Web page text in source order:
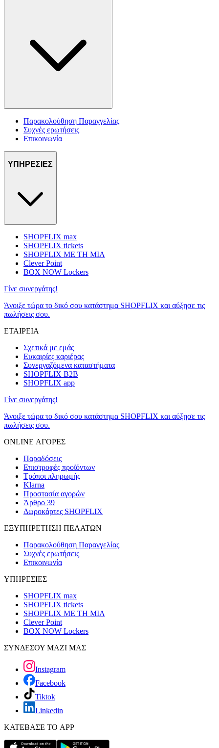
Παρακολούθηση Παραγγελίας
Συχνές ερωτήσεις
Επικοινωνία
ΥΠΗΡΕΣΙΕΣ
SHOPFLIX max
SHOPFLIX tickets
SHOPFLIX ΜΕ ΤΗ ΜΙΑ
Clever Point
BOX NOW Lockers
Γίνε συνεργάτης!
Άνοιξε τώρα το δικό σου κατάστημα SHOPFLIX και αύξησε τις
πωλήσεις σου.
ΕΤΑΙΡΕΙΑ
Σχετικά με εμάς
Ευκαιρίες καριέρας
Συνεργαζόμενα καταστήματα
SHOPFLIX B2B
SHOPFLIX app
Γίνε συνεργάτης!
Άνοιξε τώρα το δικό σου κατάστημα SHOPFLIX και αύξησε τις
πωλήσεις σου.
ONLINE ΑΓΟΡΕΣ
Παραδόσεις
Επιστροφές προϊόντων
Τρόποι πληρωμής
Klarna
Προστασία αγορών
Άρθρο 39
Δωροκάρτες SHOPFLIX
ΕΞΥΠΗΡΕΤΗΣΗ ΠΕΛΑΤΩΝ
Παρακολούθηση Παραγγελίας
Συχνές ερωτήσεις
Επικοινωνία
ΥΠΗΡΕΣΙΕΣ
SHOPFLIX max
SHOPFLIX tickets
SHOPFLIX ΜΕ ΤΗ ΜΙΑ
Clever Point
BOX NOW Lockers
ΣΥΝΔΕΣΟΥ ΜΑΖΙ ΜΑΣ
Instagram
Facebook
Tiktok
Linkedin
ΚΑΤΕΒΑΣΕ ΤΟ APP